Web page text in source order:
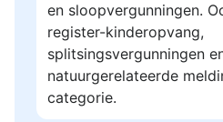
en sloopvergunningen.
register-kinderopvang,
splitsingsvergunningen
natuurgerelateerde
categorie.